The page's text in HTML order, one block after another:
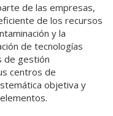
de las empresas,
de los recursos
y la
de tecnologías
de gestión
centros de
objetiva y